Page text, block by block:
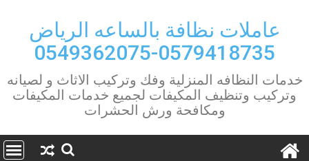
contentعاملات نظافة بالساعه الرياض
0579418735-0549362075
خدمات النظافه المنزلية وفك وتركيب الاثاث و لصيانه
وتركيب وتنظيف المكيفات لجميع خدمات المكيفات
ومكافحة ورش الحشرات